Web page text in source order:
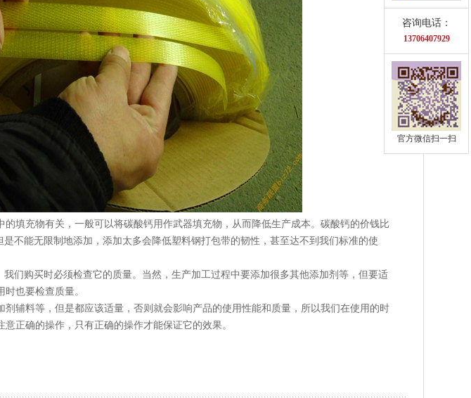
充物有关，一般可以将碳酸钙用作武器填充物，从而降低生产成本。碳酸钙的价钱比
不能无限制地添加，添加太多会降低塑料钢打包带的韧性，甚至达不到我们标准的使
购买时必须检查它的质量。当然，生产加工过程中要添加很多其他添加剂等，但要适
也要检查质量。
辅料等，但是都应该适量，否则就会影响产品的使用性能和质量，所以我们在使用的时
正确的操作，只有正确的操作才能保证它的效果。
咨询电话：
13706407929
官方微信扫一扫